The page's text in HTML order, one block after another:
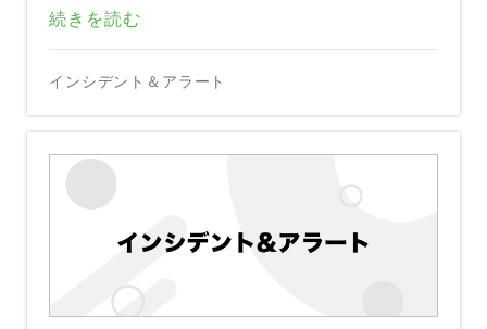
リックなインターネット上にあり、DDoS攻撃
です。Webサイトは販売促進のために実店舗
のみの小売業者にも不可欠です。顧客は通常、
かわらず、購入を計画するためにWebサイト
を使用します。
バックエンドシステムの稼動を維持する**。
在庫の追跡やトランザクション履歴の保存など
のタスクを処理するバックエンドサーバも、ビ
般にバックエンドサーバはプライベートネット
ワーク上で実行できるため、パブリックサイト
よりも攻撃者から保護しやすいですが、一方で
別の脆弱性も持っています。非常に機密性の高
い情報が保管されていたりするので、効果的な
モニタリングが不可欠です。
POSシステムの安定稼働を確保する**。小売
業者はPOS端末がクラッシュした場合、販売を
せ続けるには、ローカルネットワーク接続から
物理的なセキュリティ、さらに電源供給まで、
要があります。
IoT資産を保護する**。小売業もIoTを活用し
てワークフローをパーソナライズし、自動化す
ることでデバイスとセンサーの安定稼働と接続
性を保証し、業務を強化します。高度に自動化
されたIoTデバイスベースのビジネスオペレー
ションへの移行は、システム監視の分野でも新
たな課題となります。
者の第一の要件です。ここでは、監視とインシ
法について説明します。
システムダウンの防止
げ、従業員の生産性と進歩も傷つける可能性が
あります。
適切なインシデント管理とモニタリングを実施
失敗を軽減し、アプリの作り方や投入方法を変
えられるようにすることもできるのです。効果
て、開発チームの士気を高め、最高の仕事がで
きるようにするいくつかの方法を見てみましょ
インシデント対応中のストレスレベルを下げま
始まります。正しいデータを持っていない場合
は、どこを見て解決すべきかが分かりません。
全ての適切なアラートを集中管理し、関連する
さらに深く分析を掘り下げることができます。
( 注：ランブックは、運用時に実施する一連の
操作について、手順を明確に示した操作指示書
続きを読む
インシデント＆アラート